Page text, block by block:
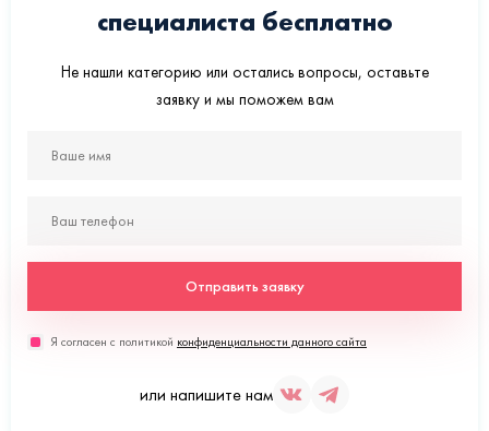
специалиста бесплатно
Не нашли категорию или остались вопросы, оставьте
заявку и мы поможем вам
Отправить заявку
Я согласен с политикой конфиденциальности данного сайта
или напишите нам